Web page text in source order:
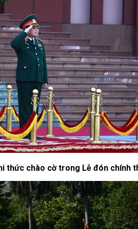
thức chào cờ trong Lễ đón chính